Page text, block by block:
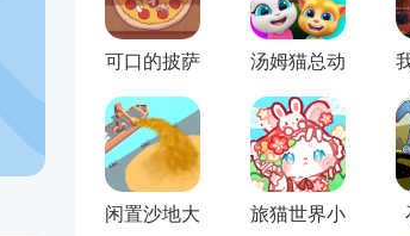
可口的披萨
美味的披萨
汤姆猫总动
员
闲置沙地大
旅猫世界小